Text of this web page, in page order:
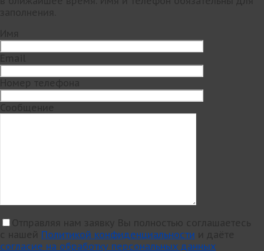
Политикой конфиденциальности
согласие на обработку персональных данных